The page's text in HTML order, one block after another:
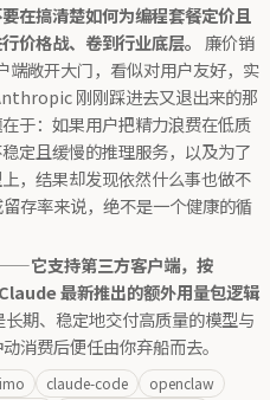
在搞清楚如何为编程套餐定价且
价格战、卷到行业底层。
廉价销
端敞开大门，看似对用户友好，实
刚刚踩进去又退出来的那
于：如果用户把精力浪费在低质
定且缓慢的推理服务，以及为了
，结果却发现依然什么事也做不
存率来说，绝不是一个健康的循
它支持第三方客户端，按
最新推出的额外用量包逻辑
期、稳定地交付高质量的模型与
费后便任由你弃船而去。
claude-code
openclaw